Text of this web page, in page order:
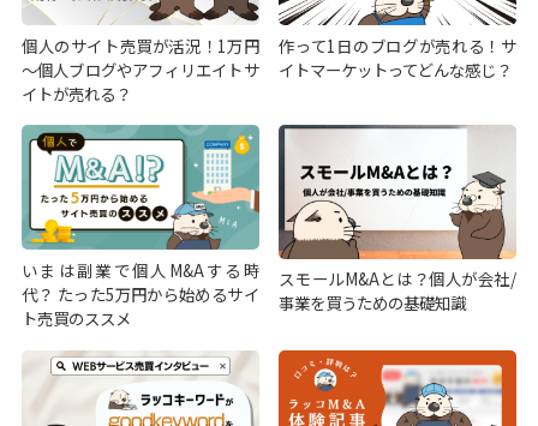
個人のサイト売買が活況！1万円
～個人ブログやアフィリエイトサ
イトが売れる？
作って1日のブログが売れる！サ
イトマーケットってどんな感じ？
いまは副業で個人M&Aする時
代？ たった5万円から始めるサイ
ト売買のススメ
スモールM&Aとは？個人が会社/
事業を買うための基礎知識